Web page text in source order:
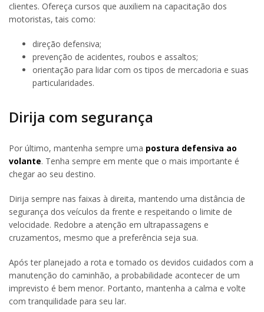
clientes. Ofereça cursos que auxiliem na capacitação dos
motoristas, tais como:
direção defensiva;
prevenção de acidentes, roubos e assaltos;
orientação para lidar com os tipos de mercadoria e suas
particularidades.
Dirija com segurança
Por último, mantenha sempre uma postura defensiva ao
volante. Tenha sempre em mente que o mais importante é
chegar ao seu destino.
Dirija sempre nas faixas à direita, mantendo uma distância de
segurança dos veículos da frente e respeitando o limite de
velocidade. Redobre a atenção em ultrapassagens e
cruzamentos, mesmo que a preferência seja sua.
Após ter planejado a rota e tomado os devidos cuidados com a
manutenção do caminhão, a probabilidade acontecer de um
imprevisto é bem menor. Portanto, mantenha a calma e volte
com tranquilidade para seu lar.